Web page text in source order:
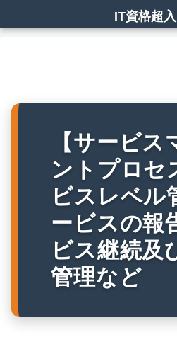
IT資格超
【サービス
ントプロセ
ビスレベル
ービスの報
ビス継続及
管理など